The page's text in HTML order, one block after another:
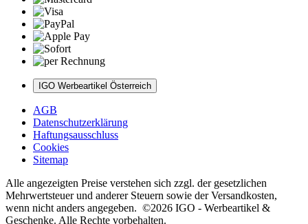
IGO Werbeartikel Österreich
AGB
Datenschutzerklärung
Haftungsausschluss
Cookies
Sitemap
Alle angezeigten Preise verstehen sich zzgl. der gesetzlichen
Mehrwertsteuer und anderer Steuern sowie der Versandkosten,
wenn nicht anders angegeben. ©2026 IGO - Werbeartikel &
Geschenke. Alle Rechte vorbehalten.